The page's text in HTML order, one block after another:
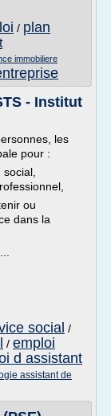
/ plan
immobiliere
- Institut
les
pour :
ou
dans la
social /
/ emploi
d assistant
assistant de